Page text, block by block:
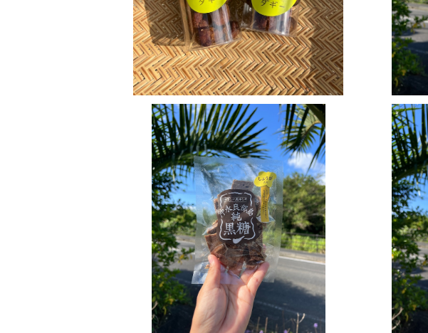
純黒糖 生姜入り130g
¥500